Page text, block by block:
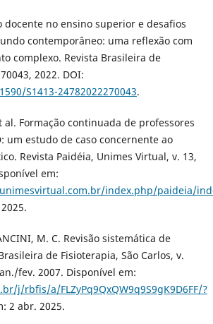
docente no ensino superior e desafios
contemporâneo: uma reflexão com
complexo. Revista Brasileira de
2022. DOI:
S1413-24782022270043.
al. Formação continuada de professores
um estudo de caso concernente ao
Revista Paidéia, Unimes Virtual, v. 13,
em:
index.php/paideia/
M. C. Revisão sistemática de
de Fisioterapia, São Carlos, v.
fev. 2007. Disponível em:
j/rbfis/a/FLZyPq9QxQW9q9S9gK9D6FF/?
2 abr. 2025.